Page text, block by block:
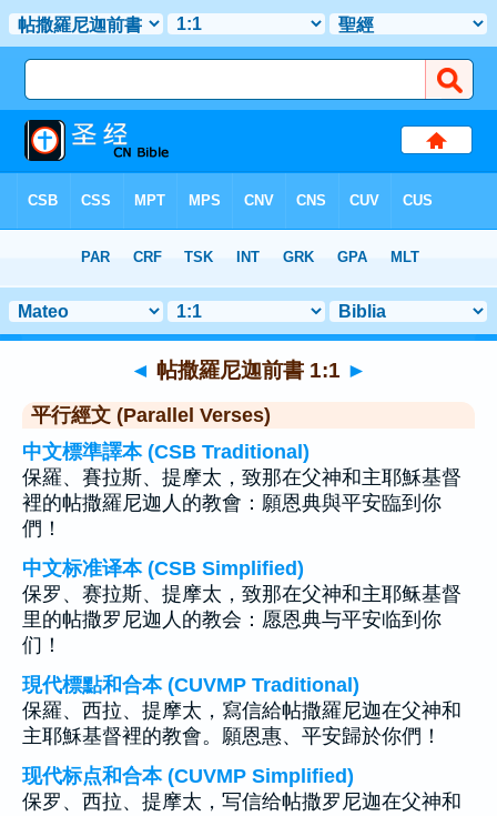
> 章 1> 聖經金句 1
◄ 帖撒羅尼迦前書 1:1 ►
平行經文 (Parallel Verses)
中文標準譯本 (CSB Traditional)
保羅、賽拉斯、提摩太，致那在父神和主耶穌基督
裡的帖撒羅尼迦人的教會：願恩典與平安臨到你
們！
中文标准译本 (CSB Simplified)
保罗、赛拉斯、提摩太，致那在父神和主耶稣基督
里的帖撒罗尼迦人的教会：愿恩典与平安临到你
们！
現代標點和合本 (CUVMP Traditional)
保羅、西拉、提摩太，寫信給帖撒羅尼迦在父神和
主耶穌基督裡的教會。願恩惠、平安歸於你們！
现代标点和合本 (CUVMP Simplified)
保罗、西拉、提摩太，写信给帖撒罗尼迦在父神和